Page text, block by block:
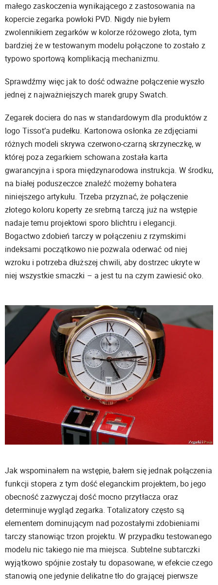
małego zaskoczenia wynikającego z zastosowania na
kopercie zegarka powłoki PVD. Nigdy nie byłem
zwolennikiem zegarków w kolorze różowego złota, tym
bardziej że w testowanym modelu połączone to zostało z
typowo sportową komplikacją mechanizmu.
Sprawdźmy więc jak to dość odważne połączenie wyszło
jednej z najważniejszych marek grupy Swatch.
Zegarek dociera do nas w standardowym dla produktów z
logo Tissot’a pudełku. Kartonowa osłonka ze zdjęciami
różnych modeli skrywa czerwono-czarną skrzyneczkę, w
której poza zegarkiem schowana została karta
gwarancyjna i spora międzynarodowa instrukcja. W środku,
na białej poduszeczce znaleźć możemy bohatera
niniejszego artykułu. Trzeba przyznać, że połączenie
złotego koloru koperty ze srebrną tarczą już na wstępie
nadaje temu projektowi sporo blichtru i elegancji.
Bogactwo zdobień tarczy w połączeniu z rzymskimi
indeksami początkowo nie pozwala oderwać od niej
wzroku i potrzeba dłuższej chwili, aby dostrzec ukryte w
niej wszystkie smaczki – a jest tu na czym zawiesić oko.
Jak wspominałem na wstępie, bałem się jednak połączenia
funkcji stopera z tym dość eleganckim projektem, bo jego
obecność zazwyczaj dość mocno przytłacza oraz
determinuje wygląd zegarka. Totalizatory często są
elementem dominującym nad pozostałymi zdobieniami
tarczy stanowiąc trzon projektu. W przypadku testowanego
modelu nic takiego nie ma miejsca. Subtelne subtarczki
wyjątkowo spójnie zostały tu dopasowane, w efekcie czego
stanowią one jedynie delikatne tło do grającej pierwsze